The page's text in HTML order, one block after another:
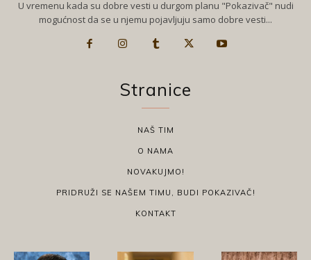
U vremenu kada su dobre vesti u durgom planu "Pokazivač" nudi
mogućnost da se u njemu pojavljuju samo dobre vesti...
Stranice
NAŠ TIM
O NAMA
NOVAKUJMO!
PRIDRUŽI SE NAŠEM TIMU, BUDI POKAZIVAČ!
KONTAKT